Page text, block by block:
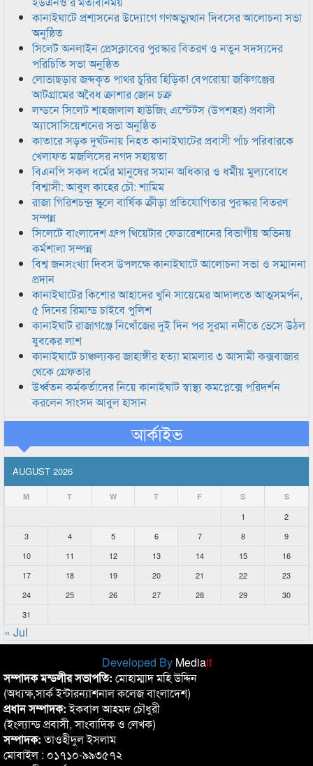
কানাইঘাটে প্রশাসনের উদ্যোগে গণঅভ্যুত্থান দিবসের আলোচনা সভা
অনুষ্ঠিত
সিলেট অনলাইন প্রেসক্লাবের পুরস্কার বিতরণ ও নতুন সদস্যদের
পরিচিতি সভা অনুষ্ঠিত
লোভাছড়ার জব্দকৃত পাথর চুরির হিড়িক! বেপরোয়া জকিগঞ্জের
আটগ্রামের অবৈধ ক্রাশার জোন চক্র
লন্ডনে সিলেট শাহজালাল হাউজিং এস্টেটস (উপশহর) প্রবাসী
অ্যাসোসিয়েশনের সভা অনুষ্ঠিত
কাতারে সড়ক দুর্ঘটনায় নিহত কানাইঘাটের প্রবাসী পাঁচ পরিবারকে
খেলাফত মজলিসের নগদ সহায়তা
বিএনপি সকল ধর্মের মানুষের সমান অধিকার ও ধর্মীয় মুল্যবোধে
বিশ্বাসী: আবুল কাহের চৌ: শামিম
রাজা গিরিশচন্দ্র স্কুলে বার্ষিক ক্রীড়া প্রতিযোগিতার পুরস্কার বিতরণ
সম্পন্ন
সিলেটে বাংলাদেশ গ্রুপ থিয়েটার ফেডারেশানের বিভাগীয় অভিনয়
কর্মশালা সম্পন্ন
বিশ্ব জনসংখ্যা দিবস উপলক্ষে কানাইঘাটে আলোচনা সভা ও সম্মাননা
প্রদান
কানাইঘাটের কিশোর আহাদের খুনি সায়েমের আদালতে আত্মসমর্পন,
৫ দিনের রিমান্ড চাইবে পুলিশ
কানাইঘাট রাজাগঞ্জে নিখোঁজের দুই দিন পর সুরমা নদীতে ভেসে উঠল
যুবকের লাশ
কানাইঘাটে চাঞ্চল্যকর জাহাঙ্গীর হত্যা মামলার ৩ আসামী কক্সবাজার
থেকে গ্রেফতার
উর্ধ্বতন কর্মকর্তাদের নিয়ে কানাইঘাট স্বাস্থ্য কমপ্লেক্সে পরিদর্শন
করলেন সাংসদ আবুল হাসান
আর্কাইভ
AUGUST 2026
M T W T F S S
1
2
3
4 5 6 7 8
9
10
11 12 13 14 15
16
17
18 19 20 21 22
23
24
25 26 27 28 29
30
31
« Jul
Developed By Mediait
সম্পাদক মন্ডলীর সভাপতি: মোহাম্মাদ মহি উদ্দিন
(অধ্যক্ষ,সার্ক ইন্টারন্যাশনাল কলেজ বাংলাদেশ)
প্রধান সম্পাদক:ইকবাল আহমদ চৌধুরী
(ইংল্যান্ড প্রবাসী, সাংবাদিক ও লেখক)
সম্পাদক:তাওহীদুল ইসলাম
মোবাইল : ০১৭১০-৯৯৩৫৭২